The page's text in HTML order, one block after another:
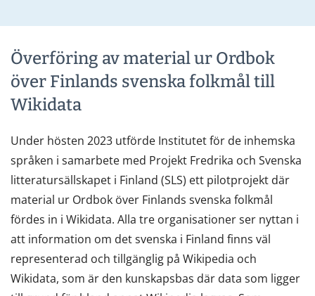
Överföring av material ur Ordbok
över Finlands svenska folkmål till
Wikidata
Under hösten 2023 utförde Institutet för de inhemska
språken i samarbete med Projekt Fredrika och Svenska
litteratursällskapet i Finland (SLS) ett pilotprojekt där
material ur Ordbok över Finlands svenska folkmål
fördes in i Wikidata. Alla tre organisationer ser nyttan i
att information om det svenska i Finland finns väl
representerad och tillgänglig på Wikipedia och
Wikidata, som är den kunskapsbas där data som ligger